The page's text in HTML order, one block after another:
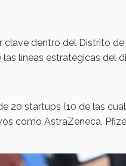
dentro del Distrito
líneas estratégicas del
20 startups (10 de las
como AstraZeneca,